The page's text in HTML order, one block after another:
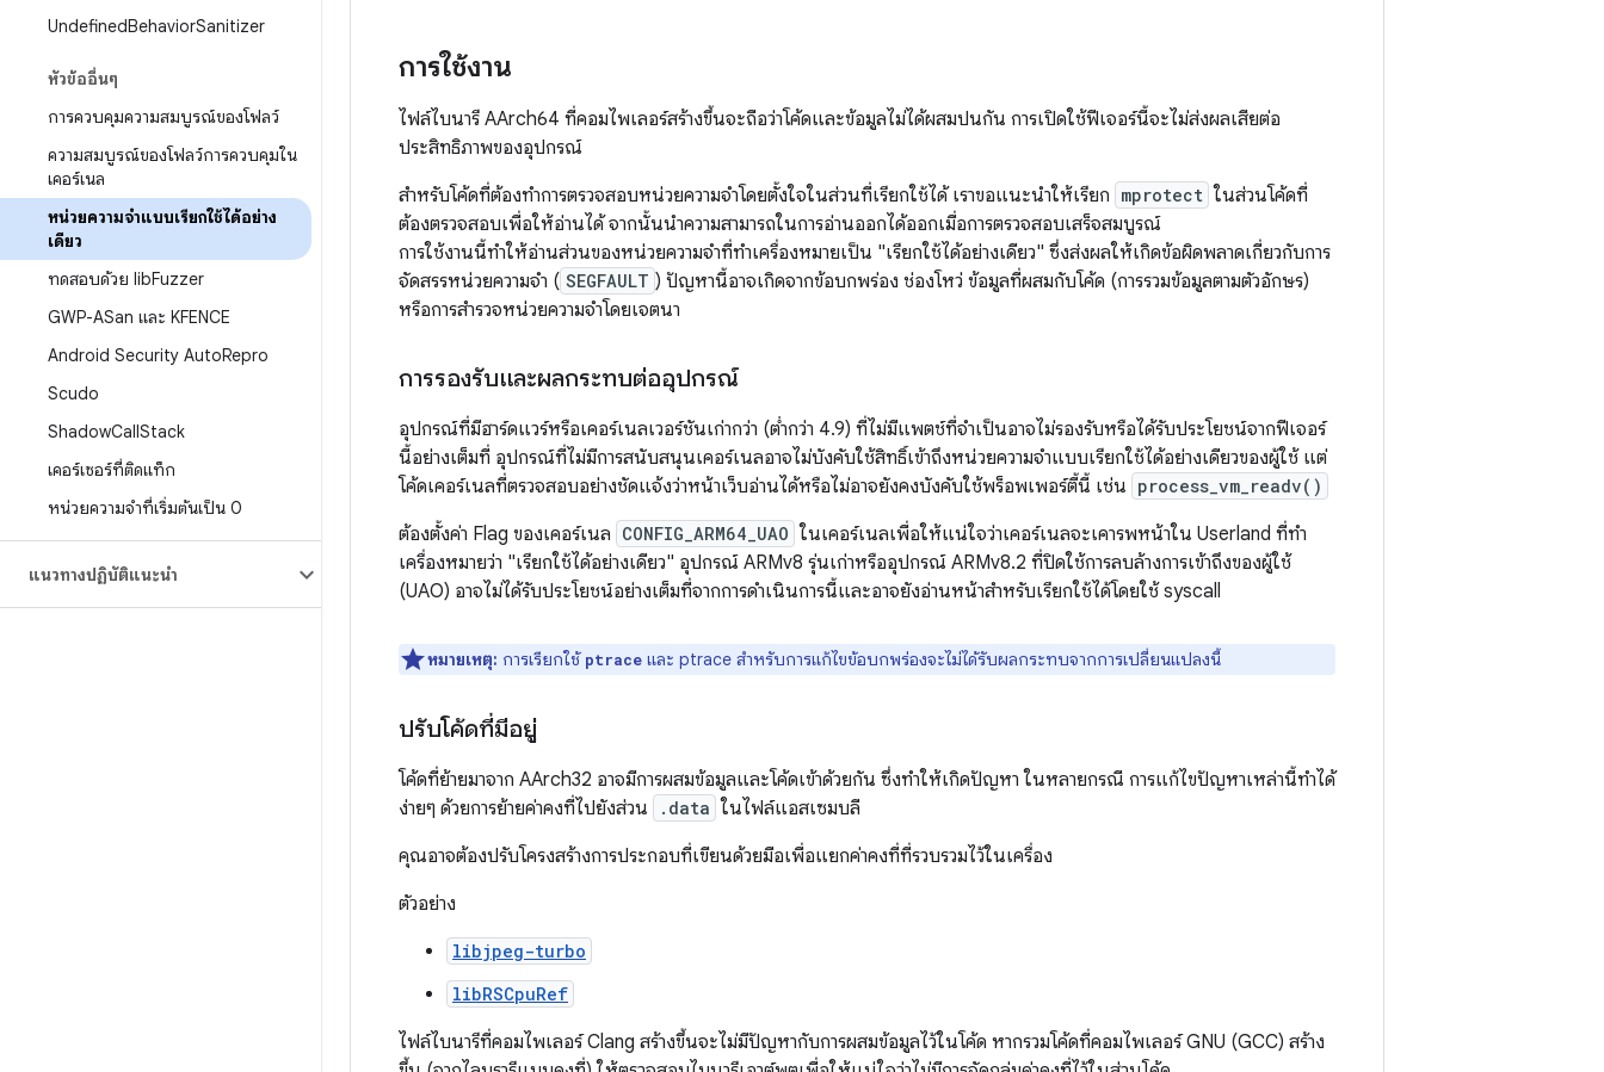
UndefinedBehaviorSanitizer
หัวข้ออื่นๆ
การควบคุมความสมบูรณ์ของโฟลว์
ความสมบูรณ์ของโฟลว์การควบคุมใน
เคอร์เนล
หน่วยความจําแบบเรียกใช้ได้อย่าง
เดียว
ทดสอบด้วย libFuzzer
GWP-ASan และ KFENCE
Android Security AutoRepro
Scudo
ShadowCallStack
เคอร์เซอร์ที่ติดแท็ก
หน่วยความจำที่เริ่มต้นเป็น 0
แนวทางปฏิบัติแนะนำ
การใช้งาน
ไฟล์ไบนารี AArch64 ที่คอมไพเลอร์สร้างขึ้นจะถือว่าโค้ดและข้อมูลไม่ได้ผสมปนกัน การเปิดใช้ฟีเจอร์นี้จะไม่ส่งผลเสียต่อ
ประสิทธิภาพของอุปกรณ์
สําหรับโค้ดที่ต้องทําการตรวจสอบหน่วยความจําโดยตั้งใจในส่วนที่เรียกใช้ได้ เราขอแนะนําให้เรียก mprotect ในส่วนโค้ดที่
ต้องตรวจสอบเพื่อให้อ่านได้ จากนั้นนําความสามารถในการอ่านออกได้ออกเมื่อการตรวจสอบเสร็จสมบูรณ์
การใช้งานนี้ทําให้อ่านส่วนของหน่วยความจําที่ทําเครื่องหมายเป็น "เรียกใช้ได้อย่างเดียว" ซึ่งส่งผลให้เกิดข้อผิดพลาดเกี่ยวกับการ
จัดสรรหน่วยความจํา ( SEGFAULT ) ปัญหานี้อาจเกิดจากข้อบกพร่อง ช่องโหว่ ข้อมูลที่ผสมกับโค้ด (การรวมข้อมูลตามตัวอักษร)
หรือการสำรวจหน่วยความจําโดยเจตนา
การรองรับและผลกระทบต่ออุปกรณ์
อุปกรณ์ที่มีฮาร์ดแวร์หรือเคอร์เนลเวอร์ชันเก่ากว่า (ต่ำกว่า 4.9) ที่ไม่มีแพตช์ที่จำเป็นอาจไม่รองรับหรือได้รับประโยชน์จากฟีเจอร์
นี้อย่างเต็มที่ อุปกรณ์ที่ไม่มีการสนับสนุนเคอร์เนลอาจไม่บังคับใช้สิทธิ์เข้าถึงหน่วยความจำแบบเรียกใช้ได้อย่างเดียวของผู้ใช้ แต่
โค้ดเคอร์เนลที่ตรวจสอบอย่างชัดแจ้งว่าหน้าเว็บอ่านได้หรือไม่อาจยังคงบังคับใช้พร็อพเพอร์ตี้นี้ เช่น process_vm_readv()
ต้องตั้งค่า Flag ของเคอร์เนล CONFIG_ARM64_UAO ในเคอร์เนลเพื่อให้แน่ใจว่าเคอร์เนลจะเคารพหน้าใน Userland ที่ทำ
เครื่องหมายว่า "เรียกใช้ได้อย่างเดียว" อุปกรณ์ ARMv8 รุ่นเก่าหรืออุปกรณ์ ARMv8.2 ที่ปิดใช้การลบล้างการเข้าถึงของผู้ใช้
(UAO) อาจไม่ได้รับประโยชน์อย่างเต็มที่จากการดำเนินการนี้และอาจยังอ่านหน้าสำหรับเรียกใช้ได้โดยใช้ syscall
หมายเหตุ: การเรียกใช้ ptrace และ ptrace สำหรับการแก้ไขข้อบกพร่องจะไม่ได้รับผลกระทบจากการเปลี่ยนแปลงนี้
ปรับโค้ดที่มีอยู่
โค้ดที่ย้ายมาจาก AArch32 อาจมีการผสมข้อมูลและโค้ดเข้าด้วยกัน ซึ่งทำให้เกิดปัญหา ในหลายกรณี การแก้ไขปัญหาเหล่านี้ทำได้
ง่ายๆ ด้วยการย้ายค่าคงที่ไปยังส่วน
.data ในไฟล์แอสเซมบลี
คุณอาจต้องปรับโครงสร้างการประกอบที่เขียนด้วยมือเพื่อแยกค่าคงที่ที่รวบรวมไว้ในเครื่อง
ตัวอย่าง
libjpeg-turbo
libRSCpuRef
ไฟล์ไบนารีที่คอมไพเลอร์ Clang สร้างขึ้นจะไม่มีปัญหากับการผสมข้อมูลไว้ในโค้ด หากรวมโค้ดที่คอมไพเลอร์ GNU (GCC) สร้าง